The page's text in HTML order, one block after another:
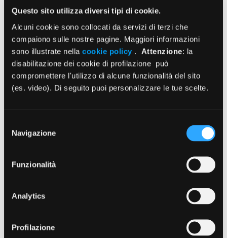
Questo sito utilizza diversi tipi di cookie.
Alcuni cookie sono collocati da servizi di terzi che
compaiono sulle nostre pagine. Maggiori informazioni
sono illustrate nella cookie policy . Attenzione: la
disabilitazione dei cookie di profilazione può
compromettere l'utilizzo di alcune funzionalità del sito
(es. video). Di seguito puoi personalizzare le tue scelte.
delNavigazione
Funzionalità
Analytics
Profilazione
venerdì ore 9,00-13,00
Per incontrare di persona i funzionari:
Piazza Vittorio Emanuele II, n. 78 – Roma
orari: dal lunedì al venerdì, dalle 9,00 alle 13,00.
Ordini provinciali dei medici e degli odontoiatri
Consultare l’elenco degli Ordini presenti sul territorioin